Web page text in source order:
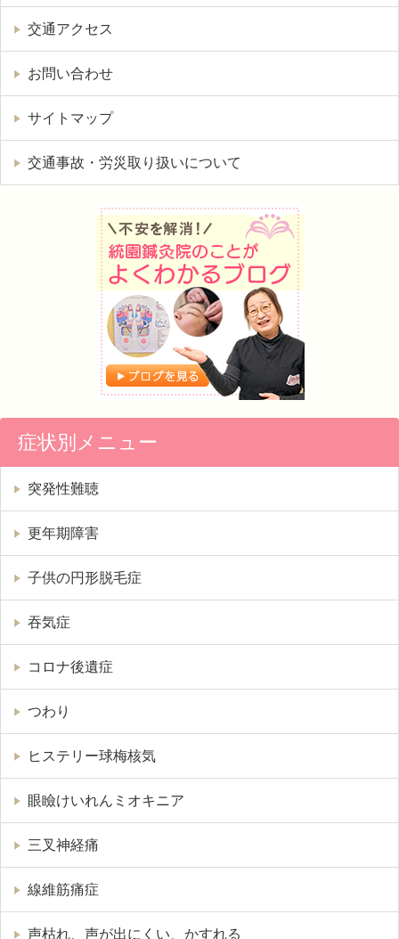
交通アクセス
お問い合わせ
サイトマップ
交通事故・労災取り扱いについて
症状別メニュー
突発性難聴
更年期障害
子供の円形脱毛症
吞気症
コロナ後遺症
つわり
ヒステリー球梅核気
眼瞼けいれんミオキニア
三叉神経痛
線維筋痛症
声枯れ、声が出にくい、かすれる